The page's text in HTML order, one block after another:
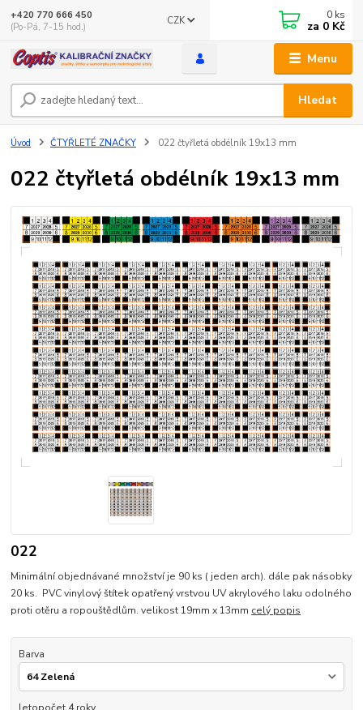
Menu
CZK
Hledat
+420 770 666 450
(Po-Pá, 7-15 hod.)
0 ks
za 0 Kč
Úvod ČTYŘLETÉ ZNAČKY 022 čtyřletá obdélník 19x13 mm
022 čtyřletá obdélník 19x13 mm
022
Minimální objednávané množství je 90 ks ( jeden arch). dále pak násobky
20 ks. PVC vinylový štítek opatřený vrstvou UV akrylového laku odolného
proti otěru a ropouštědlům. velikost 19mm x 13mm celý popis
Barva